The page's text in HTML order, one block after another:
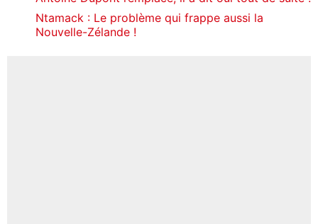
Ntamack : Le problème qui frappe aussi la
Nouvelle-Zélande !